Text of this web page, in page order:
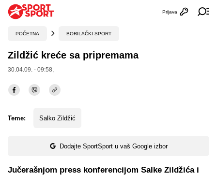
Otvori
Prijava
POČETNA BORILAČKI SPORT
Zildžić kreće sa pripremama
30.04.09. - 09:58,
Teme: Salko Zildžić
Dodajte SportSport u vaš Google izbor
Jučerašnjom press konferencijom Salke Zildžića i